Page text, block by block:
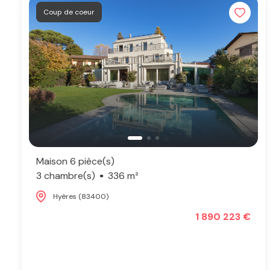
Coup de coeur
Maison 6 pièce(s)
3 chambre(s)
336 m²
Hyères (83400)
1 890 223 €